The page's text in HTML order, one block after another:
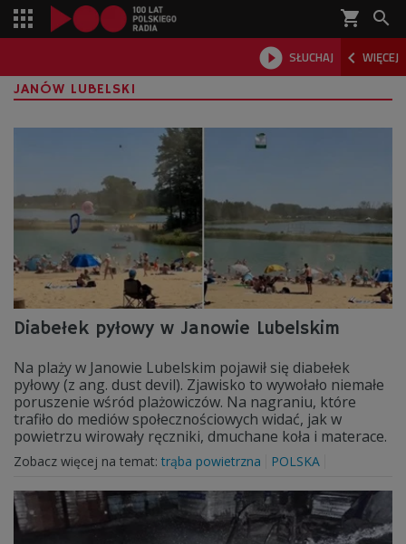
shopping_cart 
 SŁUCHAJ  WIĘCEJ

JANÓW LUBELSKI
Diabełek pyłowy w Janowie Lubelskim
Na plaży w Janowie Lubelskim pojawił się diabełek
pyłowy (z ang. dust devil). Zjawisko to wywołało niemałe
poruszenie wśród plażowiczów. Na nagraniu, które
trafiło do mediów społecznościowych widać, jak w
powietrzu wirowały ręczniki, dmuchane koła i materace.
Zobacz więcej na temat: trąba powietrzna POLSKA